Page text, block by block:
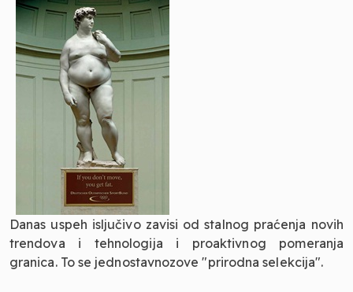
Danas uspeh isljučivo zavisi od stalnog praćenja novih
trendova i tehnologija i proaktivnog pomeranja
granica. To se jednostavnozove "prirodna selekcija".